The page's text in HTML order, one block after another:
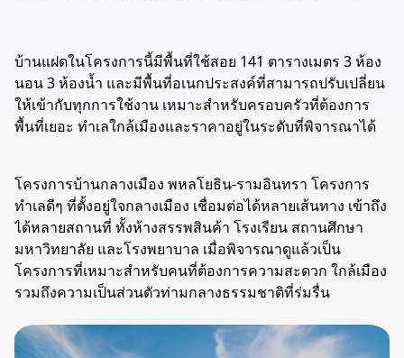
บ้านแฝดในโครงการนี้มีพื้นที่ใช้สอย 141 ตารางเมตร 3 ห้อง
นอน3 ห้องน้ำ และมีพื้นที่อเนกประสงค์ที่สามารถปรับเปลี่ยน
ให้เข้ากับทุกการใช้งาน เหมาะสำหรับครอบครัวที่ต้องการ
พื้นที่เยอะ ทำเลใกล้เมืองและราคาอยู่ในระดับที่พิจารณาได้
โครงการบ้านกลางเมือง พหลโยธิน-รามอินทรา โครงการ
ทำเลดีๆ ที่ตั้งอยู่ใจกลางเมือง เชื่อมต่อได้หลายเส้นทาง เข้าถึง
ได้หลายสถานที่ ทั้งห้างสรรพสินค้า โรงเรียน สถานศึกษา
มหาวิทยาลัย และโรงพยาบาล เมื่อพิจารณาดูแล้วเป็น
โครงการที่เหมาะสำหรับคนที่ต้องการความสะดวก ใกล้เมือง
รวมถึงความเป็นส่วนตัวท่ามกลางธรรมชาติที่ร่มรื่น